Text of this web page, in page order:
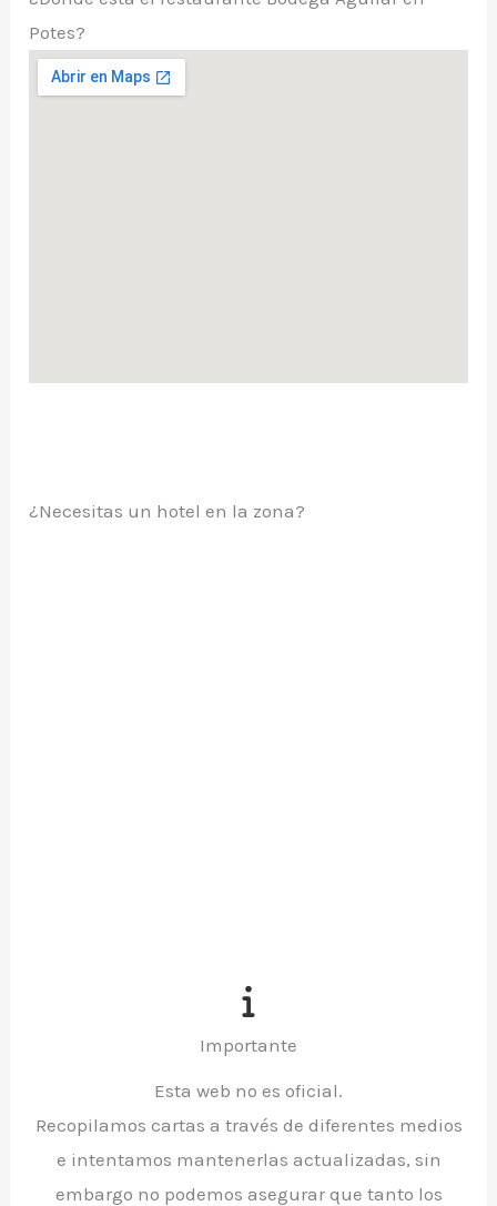
Potes?
¿Necesitas un hotel en la zona?
Importante
Esta web no es oficial.
Recopilamos cartas a través de diferentes medios
e intentamos mantenerlas actualizadas, sin
embargo no podemos asegurar que tanto los